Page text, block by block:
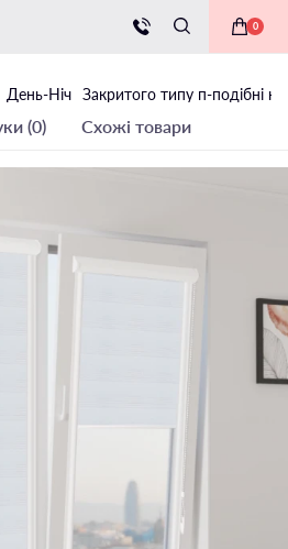
0
День-Ніч Закритого типу п-подібні
(0) Схожі товари